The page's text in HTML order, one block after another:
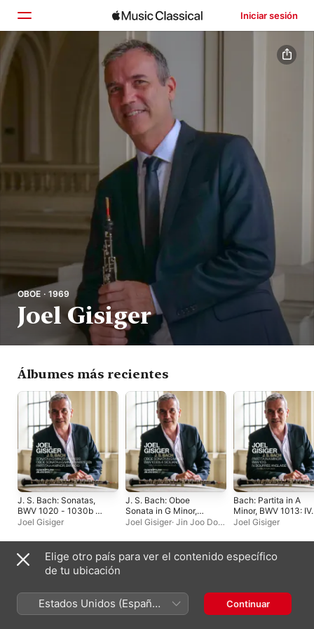
Iniciar sesión
OBOE · 1969
Joel Gisiger
Álbumes más recientes
J. S. Bach: Sonatas,
BWV 1020 - 1030b &
Partita in A Minor,
Joel Gisiger
J. S. Bach: Oboe
Sonata in G Minor,
BWV 1030b: II.
Oboe, Piano & Cello) -
Single
Joel Gisiger· Jin Joo Doh·
Bach: Partita in A
Minor, BWV 1013: IV.
Bourrée Anglaise
Joel Gisiger
Sencillos y EP
Elige otro país para ver el contenido específico
de tu ubicación
Estados Unidos (Español
México)
Continuar